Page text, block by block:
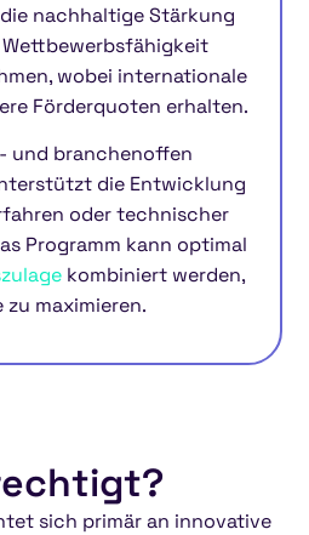
nachhaltige Stärkung
wobei internationale
Förderquoten erhalten.
und branchenoffen
die Entwicklung
oder technischer
Programm kann optimal
kombiniert werden,
maximieren.
sich primär an innovative